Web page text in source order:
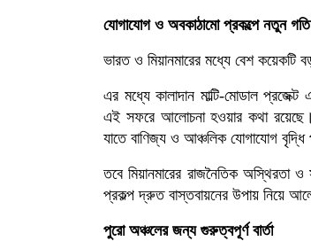
যোগাযোগ ও অবকাঠামো প্রকল্পে নতুন গতি
ভারত ও মিয়ানমারের মধ্যে বেশ কয়েকটি
এর মধ্যে কালাদান মাল্টি-মোডাল
এই সফরে আলোচনা হওয়ার কথা রয়েছে।
যাতে বাণিজ্য ও আঞ্চলিক যোগাযোগ বৃদ্ধি
তবে মিয়ানমারের রাজনৈতিক
প্রকল্প দ্রুত বাস্তবায়নের উপায় নিয়ে
পুরো অঞ্চলের জন্য গুরুত্বপূর্ণ বার্তা